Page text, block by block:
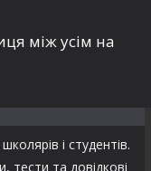
між усім на
і студентів.
тести та довідкові